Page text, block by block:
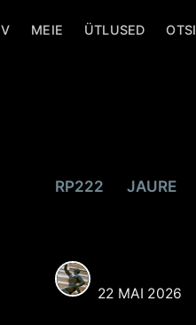
MEIE ÜTLUSED OTSI
RP222 JAURE
22 MAI 2026